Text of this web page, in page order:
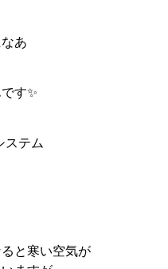
あ
す✨
ステム
と寒い空気が